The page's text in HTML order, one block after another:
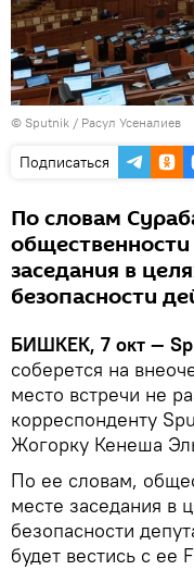
© Sputnik / Расул Усеналиев
Подписаться
По словам
заседания в
безопасности
БИШКЕК, 7 окт —
соберется на
место встречи не
корреспонденту
Жогорку Кенеша
По ее словам,
месте заседания в
безопасности
будет вестись с ее